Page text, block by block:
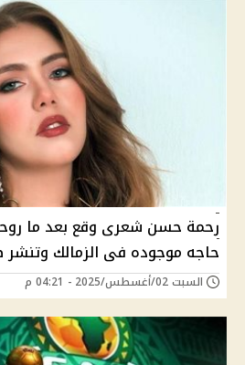
رحمة حسن شعرى وقع بعد ما
حاجه موجوده فى الزمالك
السبت 02/أغسطس/2025 - 04:21 م